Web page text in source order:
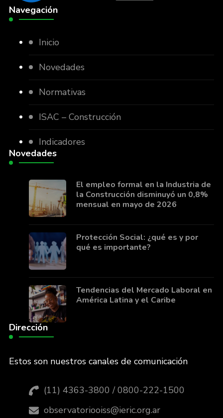
Navegación
Inicio
Novedades
Normativas
ISAC – Construcción
Indicadores
Novedades
El empleo formal en la Industria de
la Construcción disminuyó un 0,8%
mensual en mayo de 2026
Protección Social: ¿qué es y por
qué es importante?
Tendencias del Mercado Laboral en
América Latina y el Caribe
Dirección
Estos son nuestros canales de comunicación
(11) 4363-3800 / 0800-222-1500
observatoriooiss@ieric.org.ar